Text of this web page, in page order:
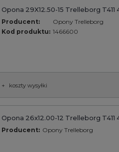
Opona 29X12.50-15 Trelleborg T411
Producent:
Opony Trelleborg
Kod produktu: 1466600
+ koszty wysyłki
Opona 26x12.00-12 Trelleborg T411
Producent: Opony Trelleborg